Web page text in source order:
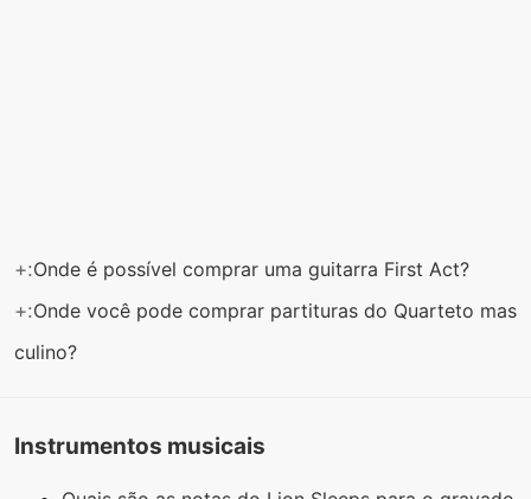
+:Onde é possível comprar uma guitarra First Act?
+:Onde você pode comprar partituras do Quarteto mas
culino?
Instrumentos musicais